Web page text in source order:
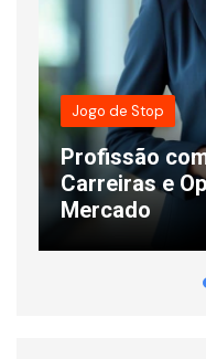
Jogo de Stop
Profissão
Carreiras e
Mercado